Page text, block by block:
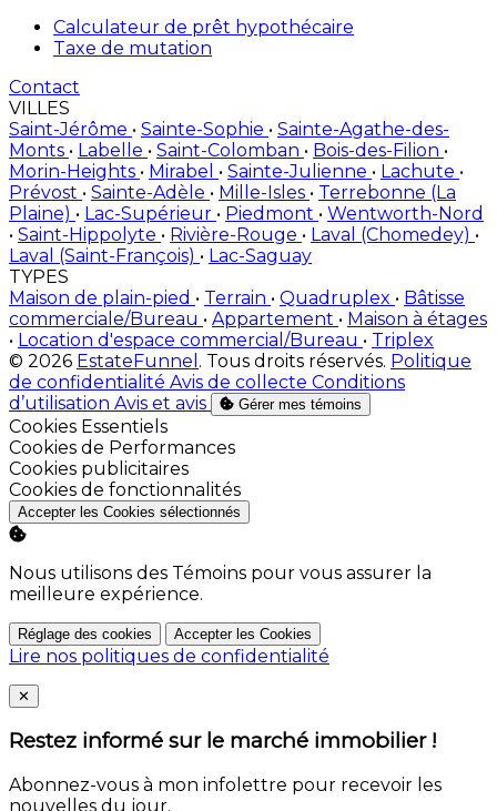
Calculateur de prêt hypothécaire
Taxe de mutation
Contact
VILLES
Saint-Jérôme • Sainte-Sophie • Sainte-Agathe-des-
Monts • Labelle • Saint-Colomban • Bois-des-Filion •
Morin-Heights • Mirabel • Sainte-Julienne • Lachute •
Prévost • Sainte-Adèle • Mille-Isles • Terrebonne (La
Plaine) • Lac-Supérieur • Piedmont • Wentworth-Nord
• Saint-Hippolyte • Rivière-Rouge • Laval (Chomedey) •
Laval (Saint-François) • Lac-Saguay
TYPES
Maison de plain-pied • Terrain • Quadruplex • Bâtisse
commerciale/Bureau • Appartement • Maison à étages
• Location d'espace commercial/Bureau • Triplex
© 2026 EstateFunnel . Tous droits réservés. Politique
de confidentialité Avis de collecte Conditions
d’utilisation Avis et avis Gérer mes témoins
Activer
Cookies Essentiels
Activer
Cookies de Performances
Activer
Cookies publicitaires
Activer
Cookies de fonctionnalités
Accepter les Cookies sélectionnés
Nous utilisons des Témoins pour vous assurer la
meilleure expérience.
Réglage des cookies Accepter les Cookies
Lire nos politiques de confidentialité
Close
✕
Restez informé sur le marché immobilier !
Abonnez-vous à mon infolettre pour recevoir les
nouvelles du jour.